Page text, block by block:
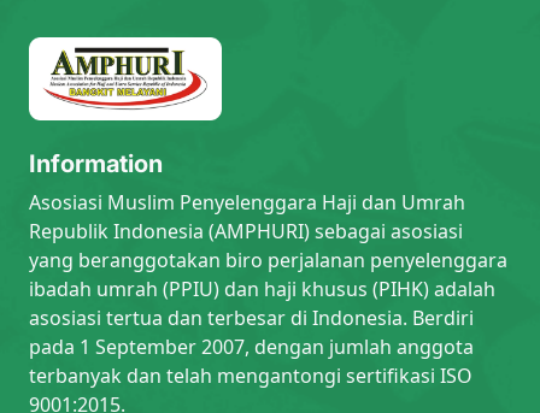
Information
Asosiasi Muslim Penyelenggara Haji dan Umrah
Republik Indonesia (AMPHURI) sebagai asosiasi
yang beranggotakan biro perjalanan penyelenggara
ibadah umrah (PPIU) dan haji khusus (PIHK) adalah
asosiasi tertua dan terbesar di Indonesia. Berdiri
pada 1 September 2007, dengan jumlah anggota
terbanyak dan telah mengantongi sertifikasi ISO
9001:2015.